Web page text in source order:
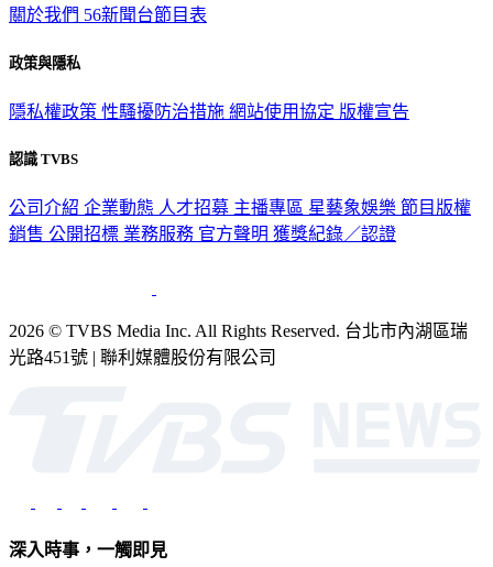
關於我們 56新聞台節目表
政策與隱私
隱私權政策 性騷擾防治措施 網站使用協定 版權宣告
認識 TVBS
公司介紹 企業動態 人才招募 主播專區 星藝象娛樂 節目版權
銷售 公開招標 業務服務 官方聲明 獲獎紀錄／認證
2026 © TVBS Media Inc. All Rights Reserved. 台北市內湖區瑞
光路451號 | 聯利媒體股份有限公司
深入時事，一觸即見